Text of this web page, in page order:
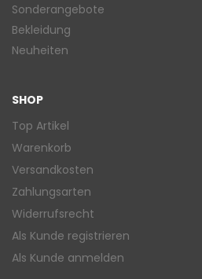
Sonderangebote
Bekleidung
Neuheiten
SHOP
Top Artikel
Warenkorb
Versandkosten
Zahlungsarten
Widerrufsrecht
Als Kunde registrieren
Als Kunde anmelden